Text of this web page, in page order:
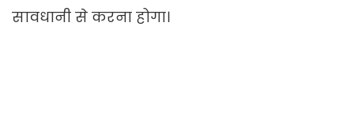
सावधानी से करना होगा।